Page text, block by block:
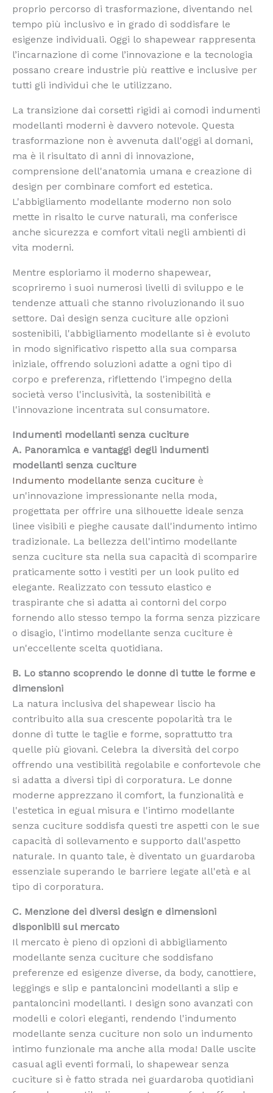
proprio percorso di trasformazione, diventando nel
tempo più inclusivo e in grado di soddisfare le
esigenze individuali. Oggi lo shapewear rappresenta
l’incarnazione di come l’innovazione e la tecnologia
possano creare industrie più reattive e inclusive per
tutti gli individui che le utilizzano.
La transizione dai corsetti rigidi ai comodi indumenti
modellanti moderni è davvero notevole. Questa
trasformazione non è avvenuta dall'oggi al domani,
ma è il risultato di anni di innovazione,
comprensione dell'anatomia umana e creazione di
design per combinare comfort ed estetica.
L'abbigliamento modellante moderno non solo
mette in risalto le curve naturali, ma conferisce
anche sicurezza e comfort vitali negli ambienti di
vita moderni.
Mentre esploriamo il moderno shapewear,
scopriremo i suoi numerosi livelli di sviluppo e le
tendenze attuali che stanno rivoluzionando il suo
settore. Dai design senza cuciture alle opzioni
sostenibili, l'abbigliamento modellante si è evoluto
in modo significativo rispetto alla sua comparsa
iniziale, offrendo soluzioni adatte a ogni tipo di
corpo e preferenza, riflettendo l'impegno della
società verso l'inclusività, la sostenibilità e
l'innovazione incentrata sul consumatore.
Indumenti modellanti senza cuciture
A. Panoramica e vantaggi degli indumenti
modellanti senza cuciture
Indumento modellante senza cuciture è
un'innovazione impressionante nella moda,
progettata per offrire una silhouette ideale senza
linee visibili e pieghe causate dall'indumento intimo
tradizionale. La bellezza dell'intimo modellante
senza cuciture sta nella sua capacità di scomparire
praticamente sotto i vestiti per un look pulito ed
elegante. Realizzato con tessuto elastico e
traspirante che si adatta ai contorni del corpo
fornendo allo stesso tempo la forma senza pizzicare
o disagio, l'intimo modellante senza cuciture è
un'eccellente scelta quotidiana.
B. Lo stanno scoprendo le donne di tutte le forme e
dimensioni
La natura inclusiva del shapewear liscio ha
contribuito alla sua crescente popolarità tra le
donne di tutte le taglie e forme, soprattutto tra
quelle più giovani. Celebra la diversità del corpo
offrendo una vestibilità regolabile e confortevole che
si adatta a diversi tipi di corporatura. Le donne
moderne apprezzano il comfort, la funzionalità e
l'estetica in egual misura e l'intimo modellante
senza cuciture soddisfa questi tre aspetti con le sue
capacità di sollevamento e supporto dall'aspetto
naturale. In quanto tale, è diventato un guardaroba
essenziale superando le barriere legate all'età e al
tipo di corporatura.
C. Menzione dei diversi design e dimensioni
disponibili sul mercato
Il mercato è pieno di opzioni di abbigliamento
modellante senza cuciture che soddisfano
preferenze ed esigenze diverse, da body, canottiere,
leggings e slip e pantaloncini modellanti a slip e
pantaloncini modellanti. I design sono avanzati con
modelli e colori eleganti, rendendo l'indumento
modellante senza cuciture non solo un indumento
intimo funzionale ma anche alla moda! Dalle uscite
casual agli eventi formali, lo shapewear senza
cuciture si è fatto strada nei guardaroba quotidiani